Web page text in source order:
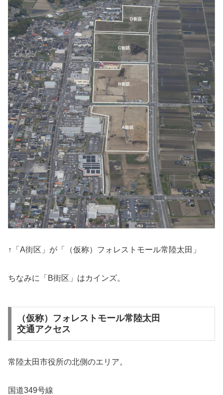
↑「A街区」が「（仮称）フォレストモール常陸太田」
ちなみに「B街区」はカインズ。
（仮称）フォレストモール常陸太田
交通アクセス
常陸太田市役所の北側のエリア。
国道349号線